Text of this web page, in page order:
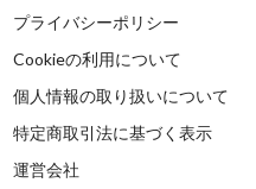
プライバシーポリシー
Cookieの利用について
個人情報の取り扱いについて
特定商取引法に基づく表示
運営会社